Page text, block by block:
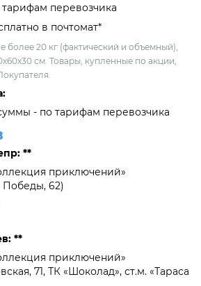
перевозчика
в почтомат*
более 20 кг (фактический и объемный),
см. Товары, купленные по акции,
- по тарифам перевозчика
**
приключений»
62)
**
приключений»
71, ТК «Шоколад», ст.м. «Тараса